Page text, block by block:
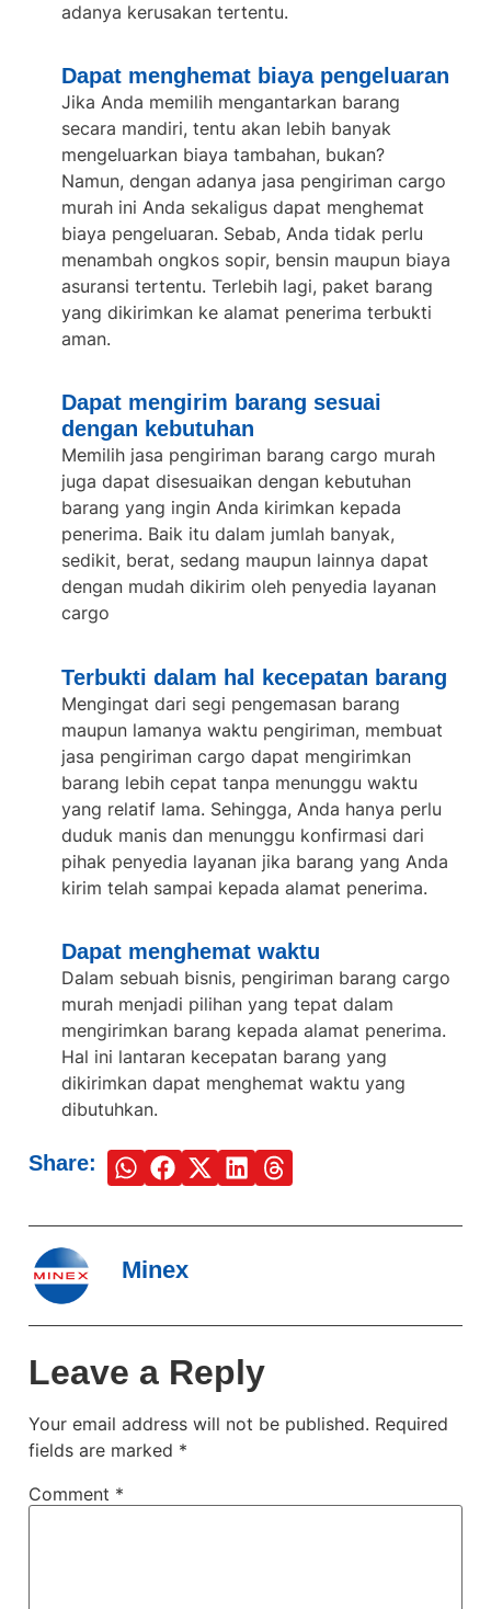
adanya kerusakan tertentu.
Dapat menghemat biaya pengeluaran
Jika Anda memilih mengantarkan barang
secara mandiri, tentu akan lebih banyak
mengeluarkan biaya tambahan, bukan?
Namun, dengan adanya jasa pengiriman cargo
murah ini Anda sekaligus dapat menghemat
biaya pengeluaran. Sebab, Anda tidak perlu
menambah ongkos sopir, bensin maupun biaya
asuransi tertentu. Terlebih lagi, paket barang
yang dikirimkan ke alamat penerima terbukti
aman.
Dapat mengirim barang sesuai
dengan kebutuhan
Memilih jasa pengiriman barang cargo murah
juga dapat disesuaikan dengan kebutuhan
barang yang ingin Anda kirimkan kepada
penerima. Baik itu dalam jumlah banyak,
sedikit, berat, sedang maupun lainnya dapat
dengan mudah dikirim oleh penyedia layanan
cargo
Terbukti dalam hal kecepatan barang
Mengingat dari segi pengemasan barang
maupun lamanya waktu pengiriman, membuat
jasa pengiriman cargo dapat mengirimkan
barang lebih cepat tanpa menunggu waktu
yang relatif lama. Sehingga, Anda hanya perlu
duduk manis dan menunggu konfirmasi dari
pihak penyedia layanan jika barang yang Anda
kirim telah sampai kepada alamat penerima.
Dapat menghemat waktu
Dalam sebuah bisnis, pengiriman barang cargo
murah menjadi pilihan yang tepat dalam
mengirimkan barang kepada alamat penerima.
Hal ini lantaran kecepatan barang yang
dikirimkan dapat menghemat waktu yang
dibutuhkan.
Share:
Minex
Leave a Reply
Your email address will not be published. Required
fields are marked *
Comment *